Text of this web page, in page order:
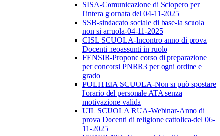
SISA-Comunicazione di Sciopero per
l'intera giornata del 04-11-2025
SSB-sindacato sociale di base-la scuola
non si arruola-04-11-2025
CISL SCUOLA-Incontro anno di prova
Docenti neoassunti in ruolo
FENSIR-Propone corso di preparazione
per concorsi PNRR3 per ogni ordine e
grado
POLITEIA SCUOLA-Non si può spostare
l'orario del personale ATA senza
motivazione valida
UIL SCUOLA RUA-Webinar-Anno di
prova Docenti di religione cattolica-del 06-
11-2025